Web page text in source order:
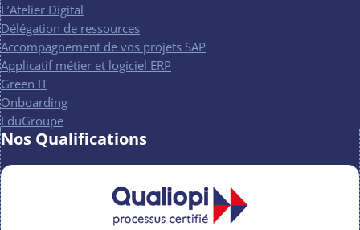
L’Atelier Digital
Délégation de ressources
Accompagnement de vos projets SAP
Applicatif métier et logiciel ERP
Green IT
Onboarding
EduGroupe
Nos Qualifications